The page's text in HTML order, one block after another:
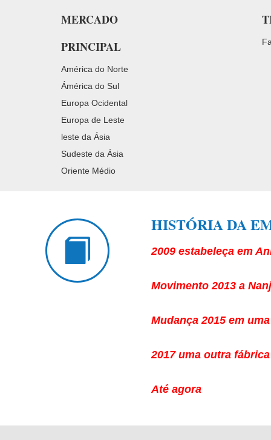
MERCADO
PRINCIPAL
América do Norte
Ámérica do Sul
Europa Ocidental
Europa de Leste
leste da Ásia
Sudeste da Ásia
Oriente Médio
HISTÓRIA DA
2009 estabeleça em
Movimento 2013 a
Mudança 2015 em
2017 uma outra
Até agora